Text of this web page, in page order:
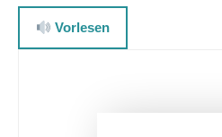
Vorlesen